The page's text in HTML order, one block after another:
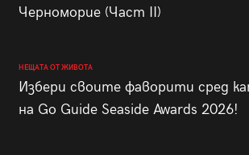
Черноморие (Част II)
НЕЩАТА ОТ ЖИВОТА
Избери своите фаворити сред
на Go Guide Seaside Awards 2026!